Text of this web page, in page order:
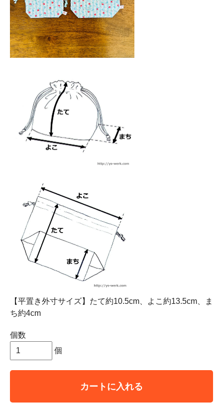
【平置き外寸サイズ】たて約10.5cm、よこ約13.5cm、ま
ち約4cm
個数
個
カートに入れる